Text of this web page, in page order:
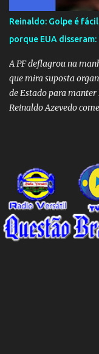
Reinaldo: Golpe é
porque EUA disseram:
A PF deflagrou na
que mira suposta
de Estado para manter
Reinaldo Azevedo